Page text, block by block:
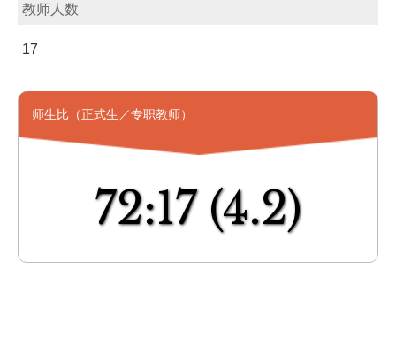
教师人数
17
师生比（正式生／专职教师）
72:17 (4.2)